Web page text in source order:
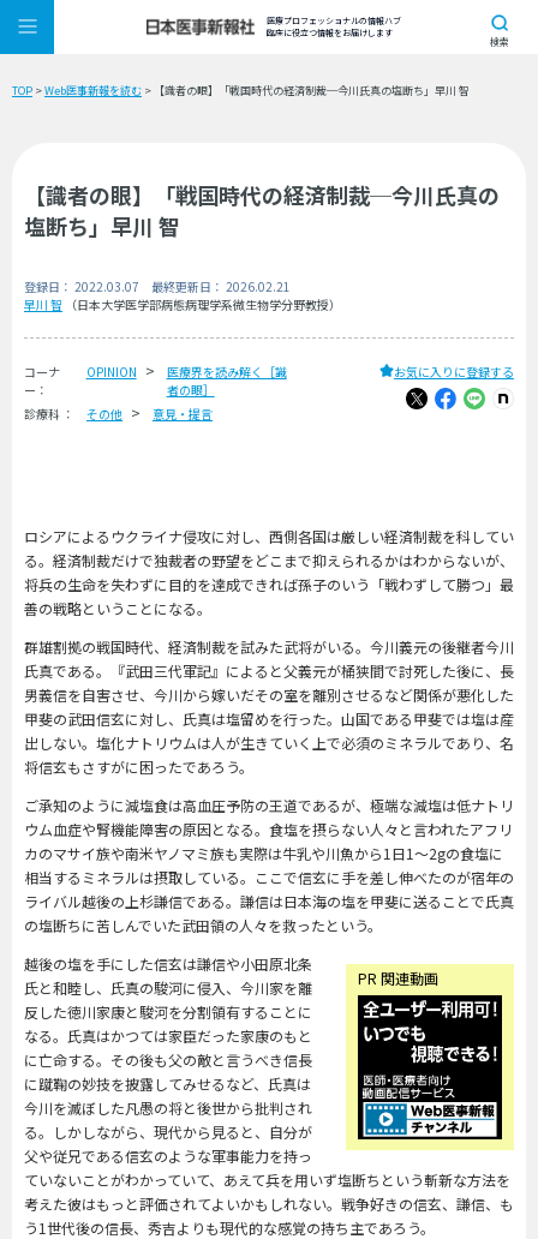
医療プロフェッショナルの情報ハブ
臨床に役立つ情報をお届けします
検索
TOP >Web医事新報を読む > 【識者の眼】「戦国時代の経済制裁─今川氏真の塩断ち」早川 智
【識者の眼】「戦国時代の経済制裁─今川氏真の
塩断ち」早川 智
登録日： 2022.03.07 最終更新日： 2026.02.21
早川 智
（日本大学医学部病態病理学系微生物学分野教授）
コーナ
ー：
OPINION
医療界を読み解く［識
者の眼］
診療科 ：
その他 意見・提言
お気に入りに登録する
ロシアによるウクライナ侵攻に対し、西側各国は厳しい経済制裁を科してい
る。経済制裁だけで独裁者の野望をどこまで抑えられるかはわからないが、
将兵の生命を失わずに目的を達成できれば孫子のいう「戦わずして勝つ」最
善の戦略ということになる。
群雄割拠の戦国時代、経済制裁を試みた武将がいる。今川義元の後継者今川
氏真である。『武田三代軍記』によると父義元が桶狭間で討死した後に、長
男義信を自害させ、今川から嫁いだその室を離別させるなど関係が悪化した
甲斐の武田信玄に対し、氏真は塩留めを行った。山国である甲斐では塩は産
出しない。塩化ナトリウムは人が生きていく上で必須のミネラルであり、名
将信玄もさすがに困ったであろう。
ご承知のように減塩食は高血圧予防の王道であるが、極端な減塩は低ナトリ
ウム血症や腎機能障害の原因となる。食塩を摂らない人々と言われたアフリ
カのマサイ族や南米ヤノマミ族も実際は牛乳や川魚から1日1〜2gの食塩に
相当するミネラルは摂取している。ここで信玄に手を差し伸べたのが宿年の
ライバル越後の上杉謙信である。謙信は日本海の塩を甲斐に送ることで氏真
の塩断ちに苦しんでいた武田領の人々を救ったという。
PR 関連動画
越後の塩を手にした信玄は謙信や小田原北条
氏と和睦し、氏真の駿河に侵入、今川家を離
反した徳川家康と駿河を分割領有することに
なる。氏真はかつては家臣だった家康のもと
に亡命する。その後も父の敵と言うべき信長
に蹴鞠の妙技を披露してみせるなど、氏真は
今川を滅ぼした凡愚の将と後世から批判され
る。しかしながら、現代から見ると、自分が
父や従兄である信玄のような軍事能力を持っ
ていないことがわかっていて、あえて兵を用いず塩断ちという斬新な方法を
考えた彼はもっと評価されてよいかもしれない。戦争好きの信玄、謙信、も
う1世代後の信長、秀吉よりも現代的な感覚の持ち主であろう。